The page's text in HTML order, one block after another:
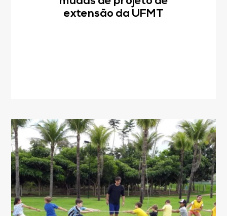
CNPJ: 04.536.786/0001-17
556692085083
extensão da UFMT